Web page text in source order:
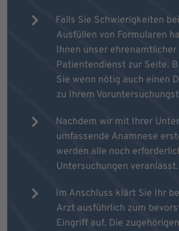
Falls Sie Schwierigkeiten
Ausfüllen von Formularen
Ihnen unser ehrenamtlicher
Patientendienst zur Seite.
Sie wenn nötig auch einen
zu Ihrem
Nachdem wir mit Ihrer
umfassende Anamnese
werden alle noch
Untersuchungen veranlasst.
Im Anschluss klärt Sie Ihr
Arzt ausführlich zum
Eingriff auf. Die zugehörigen